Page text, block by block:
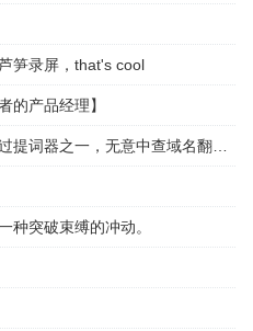
笋录屏，that's cool
的产品经理】
，无意中查域名翻到作者，祝越来越好
种突破束缚的冲动。